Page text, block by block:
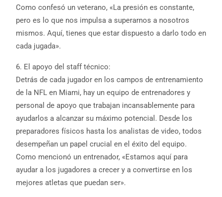
Como confesó un veterano, «La presión es constante,
pero es lo que nos impulsa a superarnos a nosotros
mismos. Aquí, tienes que estar dispuesto a darlo todo en
cada jugada».
6. El apoyo del staff técnico:
Detrás de cada jugador en los campos de entrenamiento
de la NFL en Miami, hay un equipo de entrenadores y
personal de apoyo que trabajan incansablemente para
ayudarlos a alcanzar su máximo potencial. Desde los
preparadores físicos hasta los analistas de video, todos
desempeñan un papel crucial en el éxito del equipo.
Como mencionó un entrenador, «Estamos aquí para
ayudar a los jugadores a crecer y a convertirse en los
mejores atletas que puedan ser».